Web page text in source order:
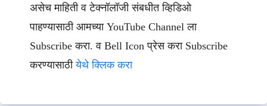
असेच माहिती व टेक्नॉलॉजी संबधीत व्हिडिओ
पाहण्यासाठी आमच्या YouTube Channel ला
Subscribe करा. व Bell Icon प्रेस करा Subscribe
करण्यासाठीयेथे क्लिक करा